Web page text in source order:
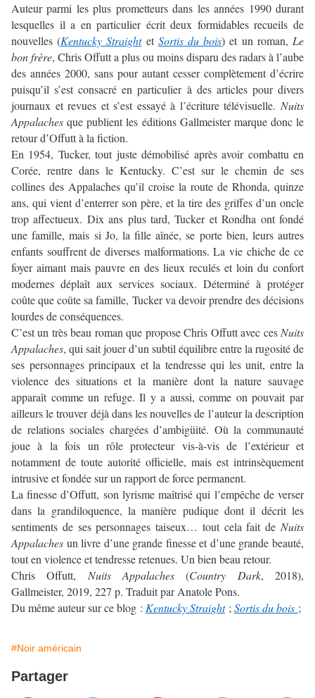
Auteur parmi les plus prometteurs dans les années 1990 durant
lesquelles il a en particulier écrit deux formidables recueils de
nouvelles (Kentucky Straightet Sortis du bois) et un roman, Le
bon frère, Chris Offutt a plus ou moins disparu des radars à l’aube
des années 2000, sans pour autant cesser complètement d’écrire
puisqu’il s’est consacré en particulier à des articles pour divers
journaux et revues et s’est essayé à l’écriture télévisuelle. Nuits
Appalaches que publient les éditions Gallmeister marque donc le
retour d’Offutt à la fiction.
En 1954, Tucker, tout juste démobilisé après avoir combattu en
Corée, rentre dans le Kentucky. C’est sur le chemin de ses
collines des Appalaches qu’il croise la route de Rhonda, quinze
ans, qui vient d’enterrer son père, et la tire des griffes d’un oncle
trop affectueux. Dix ans plus tard, Tucker et Rondha ont fondé
une famille, mais si Jo, la fille aînée, se porte bien, leurs autres
enfants souffrent de diverses malformations. La vie chiche de ce
foyer aimant mais pauvre en des lieux reculés et loin du confort
modernes déplaît aux services sociaux. Déterminé à protéger
coûte que coûte sa famille, Tucker va devoir prendre des décisions
lourdes de conséquences.
C’est un très beau roman que propose Chris Offutt avec ces Nuits
Appalaches, qui sait jouer d’un subtil équilibre entre la rugosité de
ses personnages principaux et la tendresse qui les unit, entre la
violence des situations et la manière dont la nature sauvage
apparaît comme un refuge. Il y a aussi, comme on pouvait par
ailleurs le trouver déjà dans les nouvelles de l’auteur la description
de relations sociales chargées d’ambigüité. Où la communauté
joue à la fois un rôle protecteur vis-à-vis de l’extérieur et
notamment de toute autorité officielle, mais est intrinsèquement
intrusive et fondée sur un rapport de force permanent.
La finesse d’Offutt, son lyrisme maîtrisé qui l’empêche de verser
dans la grandiloquence, la manière pudique dont il décrit les
sentiments de ses personnages taiseux… tout cela fait de Nuits
Appalaches un livre d’une grande finesse et d’une grande beauté,
tout en violence et tendresse retenues. Un bien beau retour.
Chris Offutt, Nuits Appalaches (Country Dark, 2018),
Gallmeister, 2019, 227 p. Traduit par Anatole Pons.
Du même auteur sur ce blog : Kentucky Straight; Sortis du bois ;
#Noir américain
Partager